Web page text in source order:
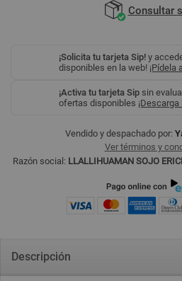
Consultar
¡Solicita tu tarjeta Sip! y
disponibles en la web! ¡Pídela
¡Activa tu tarjeta Sip sin
ofertas disponibles
Vendido y despachado por:
Ver términos y
Razón social: LLALLIHUAMAN SOJO
Descripción